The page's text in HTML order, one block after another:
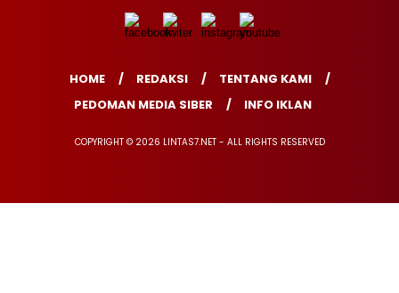
HOME REDAKSI
TENTANG KAMI
PEDOMAN MEDIA SIBER
INFO IKLAN
COPYRIGHT © 2026 LINTAS7.NET - ALL RIGHTS RESERVED